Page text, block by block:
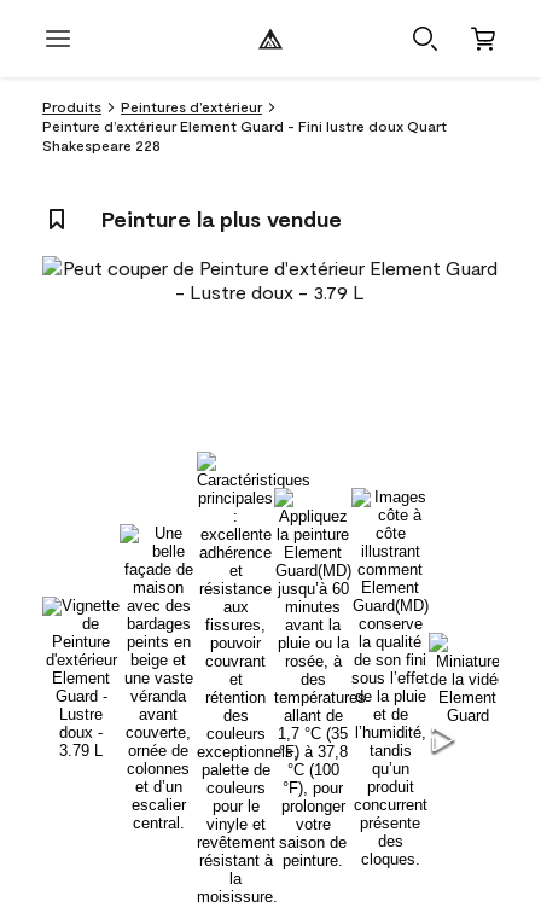
Produits
Peintures d’extérieur
Peinture d’extérieur Element Guard - Fini lustre doux Quart
Shakespeare 228
Peinture la plus vendue